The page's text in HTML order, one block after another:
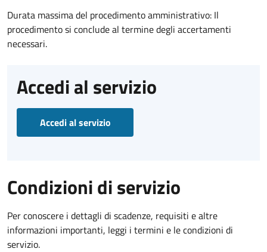
Durata massima del procedimento amministrativo: Il
procedimento si conclude al termine degli accertamenti
necessari.
Accedi al servizio
Accedi al servizio
Condizioni di servizio
Per conoscere i dettagli di scadenze, requisiti e altre
informazioni importanti, leggi i termini e le condizioni di
servizio.